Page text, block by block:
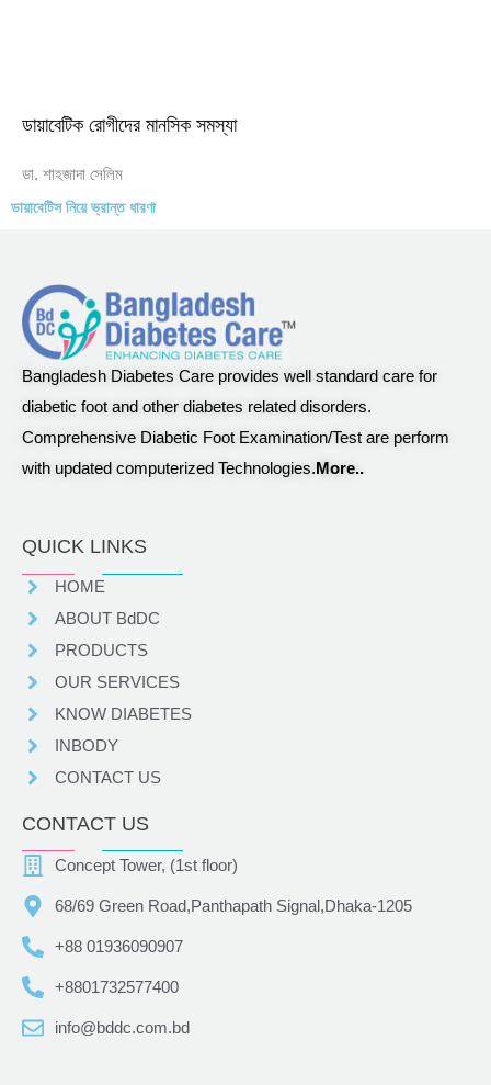
ডায়াবেটিক রোগীদের মানসিক সমস্যা
ডা. শাহজাদা সেলিম
ডায়াবেটিস নিয়ে ভ্রান্ত ধারণা
Bangladesh Diabetes Care provides well standard care for
diabetic foot and other diabetes related disorders.
Comprehensive Diabetic Foot Examination/Test are perform
with updated computerized Technologies.More..
QUICK LINKS
HOME
ABOUT BdDC
PRODUCTS
OUR SERVICES
KNOW DIABETES
INBODY
CONTACT US
CONTACT US
Concept Tower, (1st floor)
68/69 Green Road,Panthapath Signal,Dhaka-1205
+88 01936090907
+8801732577400
info@bddc.com.bd